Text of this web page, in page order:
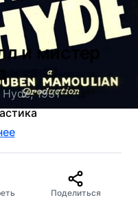
и мистер
1931
Поделиться